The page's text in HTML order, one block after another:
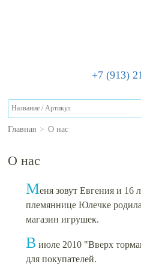
+7 (913)
Главная > О нас
О нас
Меня зовут Евгения и 16
племяннице Юлечке
магазин игрушек.
В июле 2010 "Вверх
для покупателей.